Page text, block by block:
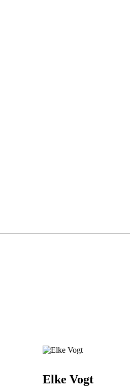
Elke Vogt